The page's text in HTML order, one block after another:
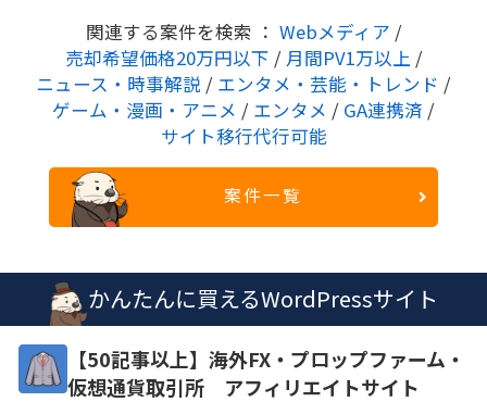
関連する案件を検索 ： Webメディア /
売却希望価格20万円以下 / 月間PV1万以上 /
ニュース・時事解説 / エンタメ・芸能・トレンド /
ゲーム・漫画・アニメ / エンタメ / GA連携済 /
サイト移行代行可能
案件一覧
かんたんに買えるWordPressサイト
【50記事以上】海外FX・プロップファーム・
仮想通貨取引所 アフィリエイトサイト